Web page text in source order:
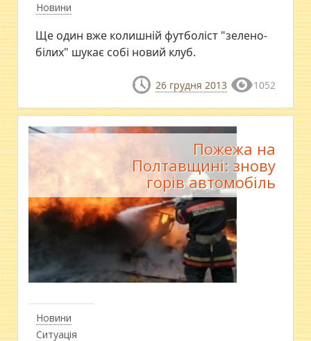
Новини
Ще один вже колишній футболіст "зелено-
білих" шукає собі новий клуб.
26 грудня 2013 1052
Новини
Ситуація
Пожежа на
Полтавщині: знову
горів автомобіль